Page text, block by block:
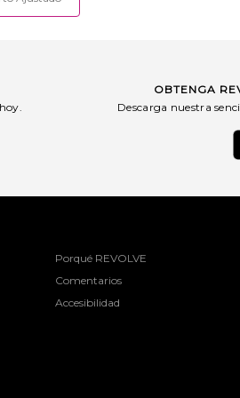
OBTENGA
Descarga nuestra
Porqué REVOLVE
Comentarios
Accesibilidad